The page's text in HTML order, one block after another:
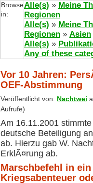
Browse
in:
Alle(s) » Meine
Regionen
Alle(s) » Meine
Regionen » Asien
Alle(s) »
Any of these
Vor 10 Jahren:
OEF-Abstimmung
Veröffentlicht von: Nachtwei
Aufrufe)
Am 16.11.2001
deutsche Beteiligung
ab. Hierzu gab W.
ErklÃ¤rung ab.
Marschbefehl in
Kriegsabenteuer